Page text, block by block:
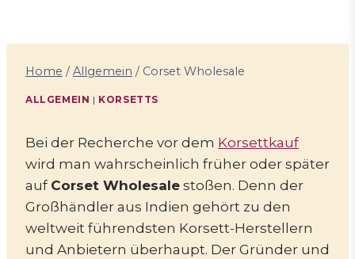
Home / Allgemein / Corset Wholesale
ALLGEMEIN | KORSETTS
Bei der Recherche vor dem Korsettkauf
wird man wahrscheinlich früher oder später
auf Corset Wholesale stoßen. Denn der
Großhändler aus Indien gehört zu den
weltweit führendsten Korsett-Herstellern
und Anbietern überhaupt. Der Gründer und